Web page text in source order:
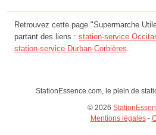
Retrouvez cette page "Supermarche
partant des liens : station-service
station-service Durban-Corbières.
StationEssence.com, le plein de
© 2026
Mentions légales-